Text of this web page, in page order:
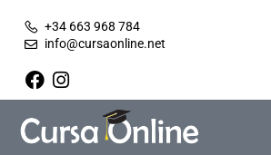
+34 663 968 784
info@cursaonline.net